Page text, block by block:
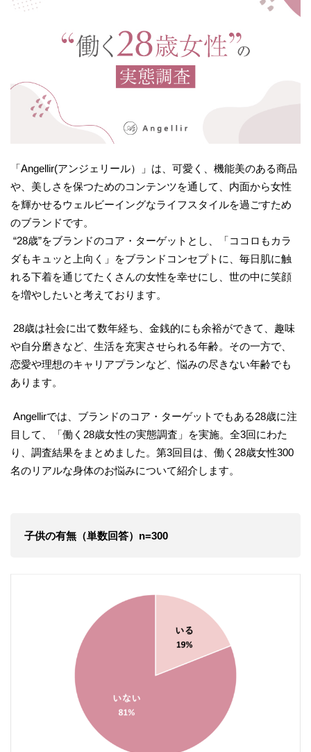
「Angellir(アンジェリール）」は、可愛く、機能美のある商品
や、美しさを保つためのコンテンツを通して、内面から女性
を輝かせるウェルビーイングなライフスタイルを過ごすため
のブランドです。
“28歳”をブランドのコア・ターゲットとし、「ココロもカラ
ダもキュッと上向く」をブランドコンセプトに、毎日肌に触
れる下着を通じてたくさんの女性を幸せにし、世の中に笑顔
を増やしたいと考えております。
28歳は社会に出て数年経ち、金銭的にも余裕ができて、趣味
や自分磨きなど、生活を充実させられる年齢。その一方で、
恋愛や理想のキャリアプランなど、悩みの尽きない年齢でも
あります。
Angellirでは、ブランドのコア・ターゲットでもある28歳に注
目して、「働く28歳女性の実態調査」を実施。全3回にわた
り、調査結果をまとめました。第3回目は、働く28歳女性300
名のリアルな身体のお悩みについて紹介します。
子供の有無（単数回答）n=300